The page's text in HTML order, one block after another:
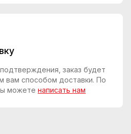
заказ будет
вам способом доставки. По
можете написать нам